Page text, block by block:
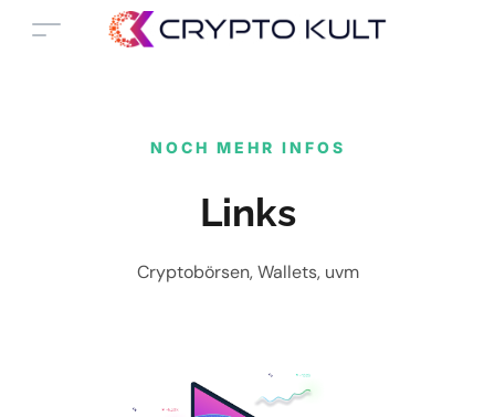
NOCH MEHR INFOS
Links
Cryptobörsen, Wallets, uvm